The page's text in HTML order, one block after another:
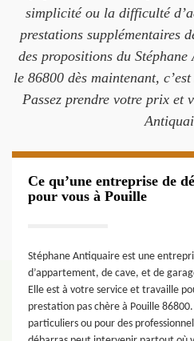
simplicité ou la difficulté
prestations supplémentaires
des propositions du
le 86800 dès maintenant,
Passez prendre votre prix et
Ce qu’une entreprise de
pour vous à Pouille
Stéphane Antiquaire est une
d’appartement, de cave, et de
Elle est à votre service et travaille
prestation pas chère à Pouille
particuliers ou pour des